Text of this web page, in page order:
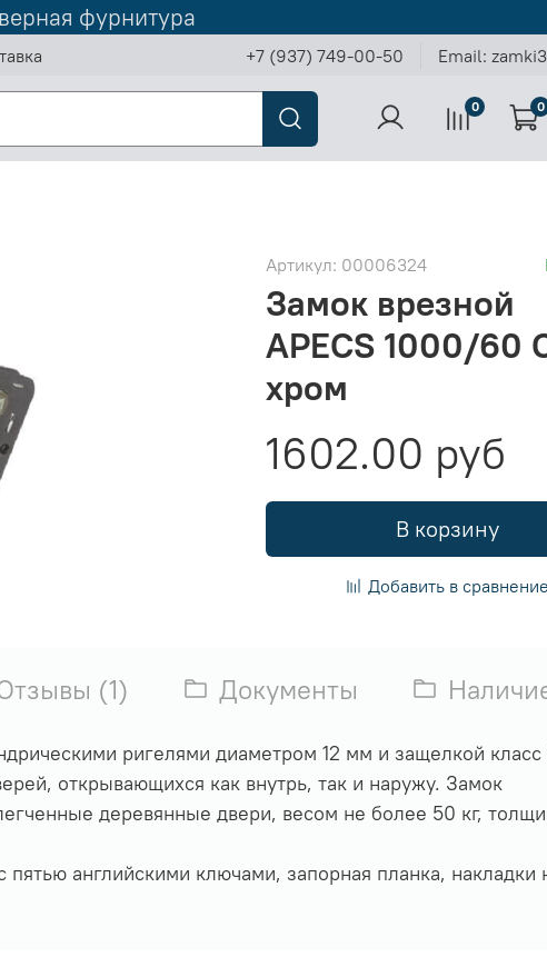
фурнитура
+7 (937) 749-00-50 Email:
0 0
Артикул: 00006324
Замок врезной
APECS 1000/60
хром
1602.00 руб
В корзину
Добавить в сравнение
(1) Документы
ригелями диаметром 12 мм и защелкой
открывающихся как внутрь, так и наружу. Замок
деревянные двери, весом не более 50 кг,
английскими ключами, запорная планка, накладки